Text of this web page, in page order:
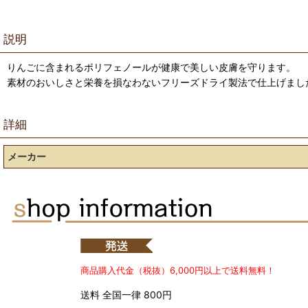
説明
りんごに含まれるポリフェノールが健康で美しい皮膚を守ります。
素材のおいしさと栄養を損なわないフリーズドライ製法で仕上げまし
詳細
メーカー
商品購入代金（税抜）6,000円以上で送料無料！
送料 全国一律 800円